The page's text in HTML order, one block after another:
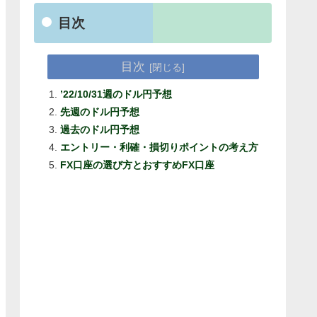
目次
目次
’22/10/31週のドル円予想
先週のドル円予想
過去のドル円予想
エントリー・利確・損切りポイントの考え方
FX口座の選び方とおすすめFX口座